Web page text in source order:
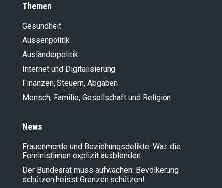
Themen
Gesundheit
Aussenpolitik
Ausländer­politik
Internet und Digitalisierung
Finanzen, Steuern, Abgaben
Mensch, Familie, Gesellschaft und Religion
News
Frauenmorde und Beziehungsdelikte: Was die
Feministinnen explizit ausblenden
Der Bundesrat muss aufwachen: Bevölkerung
schützen heisst Grenzen schützen!